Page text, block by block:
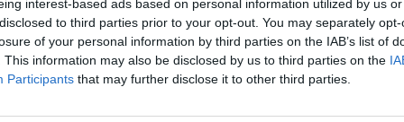
interest-based ads based on personal information utilized by us
to third parties prior to your opt-out. You may separately
of your personal information by third parties on the IAB’s list of
This information may also be disclosed by us to third parties on the
Participants that may further disclose it to other third parties.
színeiben. Cserében 3 alkalommal lett kölcsön adva, hol a Bayern
megszüntette a szerződését.